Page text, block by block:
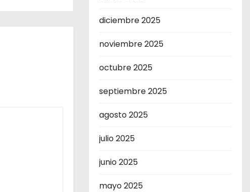
diciembre 2025
noviembre 2025
octubre 2025
septiembre 2025
agosto 2025
julio 2025
junio 2025
mayo 2025